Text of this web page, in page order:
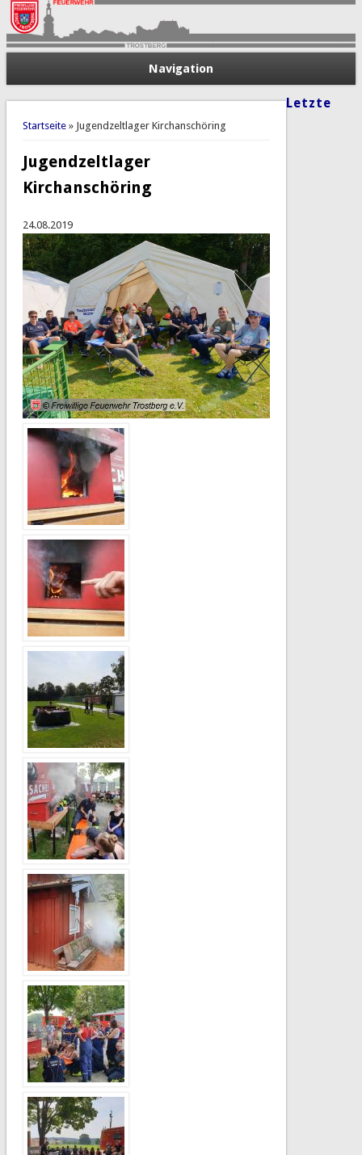
Navigation
Sie sind hier
Startseite» Jugendzeltlager Kirchanschöring
Jugendzeltlager
Kirchanschöring
24.08.2019
Letzte